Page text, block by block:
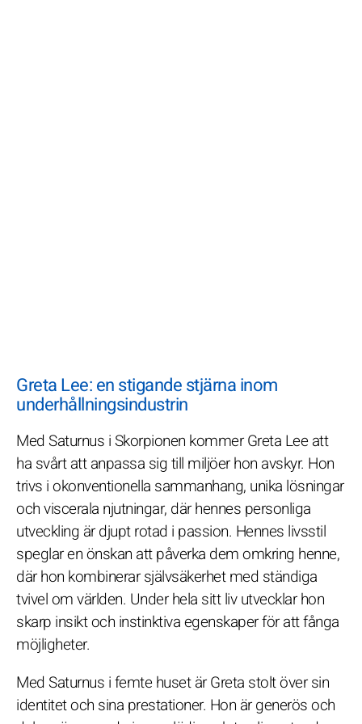
Greta Lee: en stigande stjärna inom
underhållningsindustrin
Med Saturnus i Skorpionen kommer Greta Lee att
ha svårt att anpassa sig till miljöer hon avskyr. Hon
trivs i okonventionella sammanhang, unika lösningar
och viscerala njutningar, där hennes personliga
utveckling är djupt rotad i passion. Hennes livsstil
speglar en önskan att påverka dem omkring henne,
där hon kombinerar självsäkerhet med ständiga
tvivel om världen. Under hela sitt liv utvecklar hon
skarp insikt och instinktiva egenskaper för att fånga
möjligheter.
Med Saturnus i femte huset är Greta stolt över sin
identitet och sina prestationer. Hon är generös och